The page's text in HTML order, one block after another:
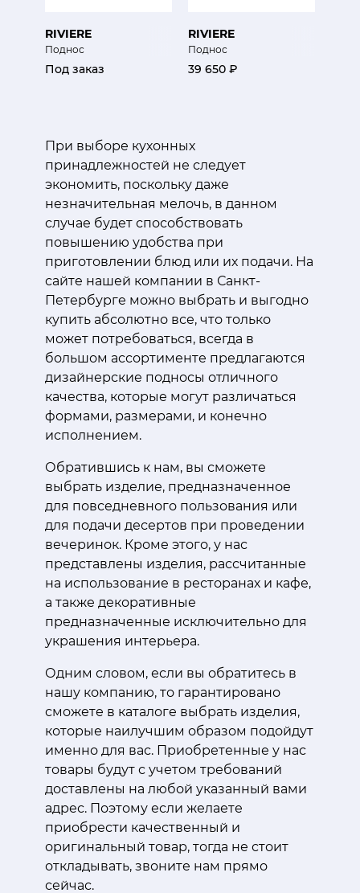
RIVIERE
Поднос
Под заказ
RIVIERE
Поднос
39 650 ₽
При выборе кухонных
принадлежностей не следует
экономить, поскольку даже
незначительная мелочь, в данном
случае будет способствовать
повышению удобства при
приготовлении блюд или их подачи. На
сайте нашей компании в Санкт-
Петербурге можно выбрать и выгодно
купить абсолютно все, что только
может потребоваться, всегда в
большом ассортименте предлагаются
дизайнерские подносы отличного
качества, которые могут различаться
формами, размерами, и конечно
исполнением.
Обратившись к нам, вы сможете
выбрать изделие, предназначенное
для повседневного пользования или
для подачи десертов при проведении
вечеринок. Кроме этого, у нас
представлены изделия, рассчитанные
на использование в ресторанах и кафе,
а также декоративные
предназначенные исключительно для
украшения интерьера.
Одним словом, если вы обратитесь в
нашу компанию, то гарантировано
сможете в каталоге выбрать изделия,
которые наилучшим образом подойдут
именно для вас. Приобретенные у нас
товары будут с учетом требований
доставлены на любой указанный вами
адрес. Поэтому если желаете
приобрести качественный и
оригинальный товар, тогда не стоит
откладывать, звоните нам прямо
сейчас.